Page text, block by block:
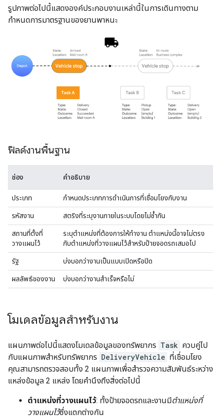
รูปภาพต่อไปนี้แสดงองค์ประกอบงานเหล่านี้ในการเดินทางตาม
กำหนดการมาตรฐานของยานพาหนะ
ฟิลด์งานพื้นฐาน
ช่อง คำอธิบาย
ประเภท กำหนดประเภทการดำเนินการที่เชื่อมโยงกับงาน
รหัสงาน สตริงที่ระบุงานภายในระบบโดยไม่ซ้ำกัน
สถานที่ตั้งที่
วางแผนไว้
ระบุตำแหน่งที่ต้องการให้ทำงาน ตำแหน่งนี้อาจไม่ตรง
กับตำแหน่งที่วางแผนไว้สำหรับป้ายจอดรถเสมอไป
รัฐ บ่งบอกว่างานเป็นแบบเปิดหรือปิด
ผลลัพธ์ของงาน บ่งบอกว่างานสำเร็จหรือไม่
โมเดลข้อมูลสำหรับงาน
แผนภาพต่อไปนี้แสดงโมเดลข้อมูลของทรัพยากร Task ควบคู่ไป
กับแผนภาพสำหรับทรัพยากร DeliveryVehicle ที่เชื่อมโยง
คุณสามารถตรวจสอบทั้ง 2 แผนภาพเพื่อสำรวจความสัมพันธ์ระหว่าง
แหล่งข้อมูล 2 แหล่ง โดยคำนึงถึงสิ่งต่อไปนี้
ตำแหน่งที่วางแผนไว้: ทั้งป้ายจอดรถและงานมีตำแหน่งที่
วางแผนไว้ซึ่งแตกต่างกัน